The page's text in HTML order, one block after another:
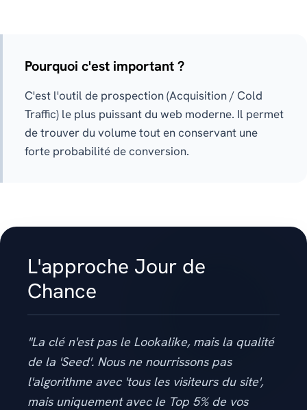
Pourquoi c'est important ?
C'est l'outil de prospection (Acquisition / Cold
Traffic) le plus puissant du web moderne. Il permet
de trouver du volume tout en conservant une
forte probabilité de conversion.
L'approche Jour de
Chance
"La clé n'est pas le Lookalike, mais la qualité
de la 'Seed'. Nous ne nourrissons pas
l'algorithme avec 'tous les visiteurs du site',
mais uniquement avec le Top 5% de vos